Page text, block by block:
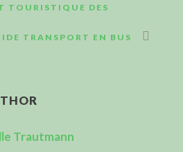
TOURISTIQUE DES
TRANSPORT EN BUS
Trautmann